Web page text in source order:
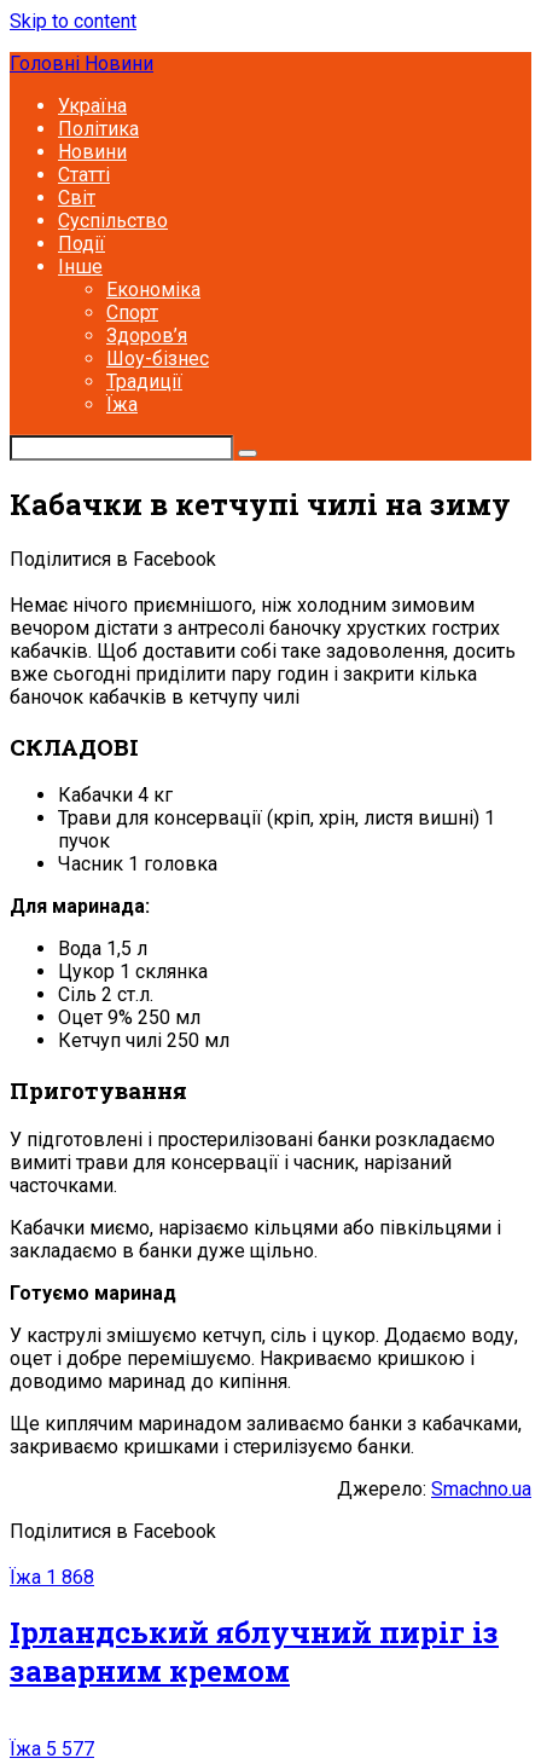
Skip to content
Головні Новини
Україна
Політика
Новини
Статті
Світ
Суспільство
Події
Інше
Економіка
Спорт
Здоров’я
Шоу-бізнес
Традиції
Їжа
Кабачки в кетчупі чилі на зиму
Поділитися в Facebook
Немає нічого приємнішого, ніж холодним зимовим
вечором дістати з антресолі баночку хрустких гострих
кабачків. Щоб доставити собі таке задоволення, досить
вже сьогодні приділити пару годин і закрити кілька
баночок кабачків в кетчупу чилі
СКЛАДОВІ
Кабачки 4 кг
Трави для консервації (кріп, хрін, листя вишні) 1
пучок
Часник 1 головка
Для маринада:
Вода 1,5 л
Цукор 1 склянка
Сіль 2 ст.л.
Оцет 9% 250 мл
Кетчуп чилі 250 мл
Приготування
У підготовлені і простерилізовані банки розкладаємо
вимиті трави для консервації і часник, нарізаний
часточками.
Кабачки миємо, нарізаємо кільцями або півкільцями і
закладаємо в банки дуже щільно.
Готуємо маринад
У каструлі змішуємо кетчуп, сіль і цукор. Додаємо воду,
оцет і добре перемішуємо. Накриваємо кришкою і
доводимо маринад до кипіння.
Ще киплячим маринадом заливаємо банки з кабачками,
закриваємо кришками і стерилізуємо банки.
Джерело: Smachno.ua
Поділитися в Facebook
Їжа 1 868
Ірландський яблучний пиріг із
заварним кремом
Їжа 5 577